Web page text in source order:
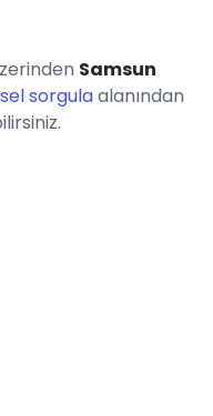
Samsun
sorgulaalanından